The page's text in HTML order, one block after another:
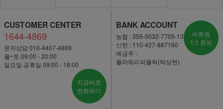
CUSTOMER CENTER
1644-4869
문자상담 010-4407-4869
월~토 09:00 - 20:00
일요일·공휴일 09:00 - 18:00
지금바로
전화하기
BANK ACCOUNT
농협 : 355-0032-7705-13
신한 : 110-427-887160
예금주 :
플라워리퍼블릭(박상현)
비회원
1:1 문의